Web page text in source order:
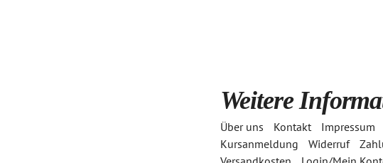
Weitere
Über uns Kontakt Impressum
Kursanmeldung
Widerruf